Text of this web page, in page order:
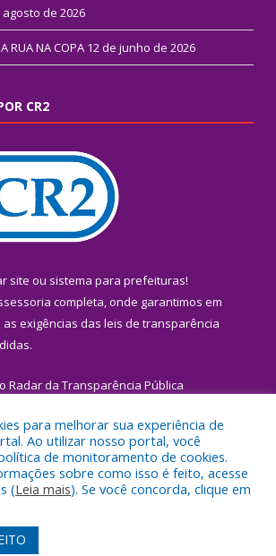
agosto de 2026
RUA NA COPA 12 de junho de 2026
CR2
site ou sistema para prefeituras!
completa, onde garantimos em
exigências das leis de transparência
Radar da Transparência Pública
a Prefeitura Municipal de Igarapé-
Miri.
Área Administrativa
para melhorar sua experiência de
Ao utilizar nosso portal, você
de monitoramento de cookies.
sobre como isso é feito, acesse
(Leia mais). Se você concorda, clique em